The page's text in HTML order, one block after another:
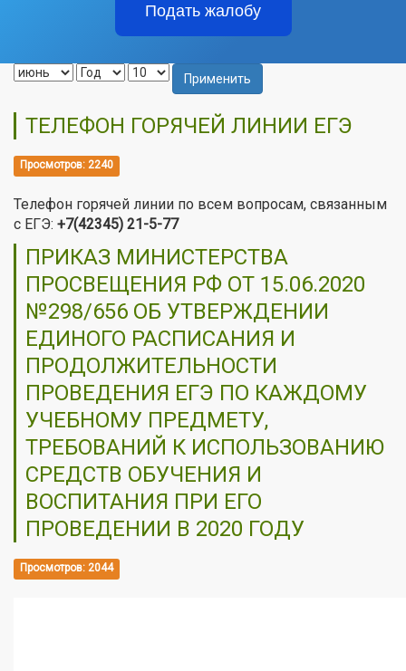
Подать жалобу
Применить
ТЕЛЕФОН ГОРЯЧЕЙ ЛИНИИ ЕГЭ
Просмотров: 2240
Телефон горячей линии по всем вопросам, связанным
с ЕГЭ: +7(42345) 21-5-77
ПРИКАЗ МИНИСТЕРСТВА
ПРОСВЕЩЕНИЯ РФ ОТ 15.06.2020
№298/656 ОБ УТВЕРЖДЕНИИ
ЕДИНОГО РАСПИСАНИЯ И
ПРОДОЛЖИТЕЛЬНОСТИ
ПРОВЕДЕНИЯ ЕГЭ ПО КАЖДОМУ
УЧЕБНОМУ ПРЕДМЕТУ,
ТРЕБОВАНИЙ К ИСПОЛЬЗОВАНИЮ
СРЕДСТВ ОБУЧЕНИЯ И
ВОСПИТАНИЯ ПРИ ЕГО
ПРОВЕДЕНИИ В 2020 ГОДУ
Просмотров: 2044